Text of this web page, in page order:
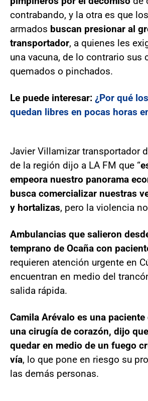
contrabando, y la otra es que
armados buscan presionar al
transportador, a quienes les
una vacuna, de lo contrario sus
quemados o pinchados.
Le puede interesar: ¿Por qué
quedan libres en pocas horas
Javier Villamizar transportador
de la región dijo a LA FM que “
empeora nuestro panorama
busca comercializar nuestras
y hortalizas, pero la violencia
Ambulancias que salieron
temprano de Ocaña con
requieren atención urgente en
encuentran en medio del
salida rápida.
Camila Arévalo es una
una cirugía de corazón, dijo
quedar en medio de un fuego
vía, lo que pone en riesgo su
las demás personas.